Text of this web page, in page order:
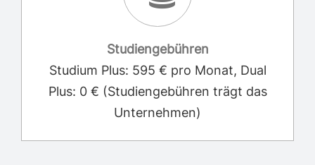
Studiengebühren
Studium Plus: 595 € pro Monat, Dual
Plus: 0 € (Studiengebühren trägt das
Unternehmen)